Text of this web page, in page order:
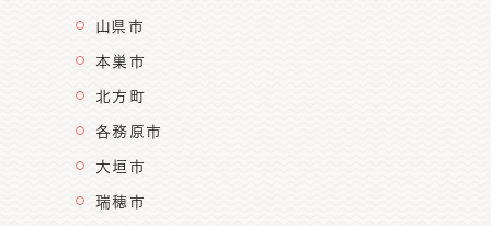
山県市
本巣市
北方町
各務原市
大垣市
瑞穂市